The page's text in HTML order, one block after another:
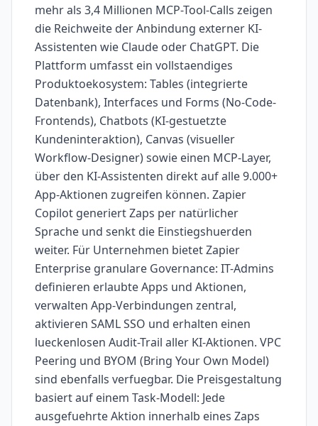
mehr als 3,4 Millionen MCP-Tool-Calls zeigen
die Reichweite der Anbindung externer KI-
Assistenten wie Claude oder ChatGPT. Die
Plattform umfasst ein vollstaendiges
Produktoekosystem: Tables (integrierte
Datenbank), Interfaces und Forms (No-Code-
Frontends), Chatbots (KI-gestuetzte
Kundeninteraktion), Canvas (visueller
Workflow-Designer) sowie einen MCP-Layer,
über den KI-Assistenten direkt auf alle 9.000+
App-Aktionen zugreifen können. Zapier
Copilot generiert Zaps per natürlicher
Sprache und senkt die Einstiegshuerden
weiter. Für Unternehmen bietet Zapier
Enterprise granulare Governance: IT-Admins
definieren erlaubte Apps und Aktionen,
verwalten App-Verbindungen zentral,
aktivieren SAML SSO und erhalten einen
lueckenlosen Audit-Trail aller KI-Aktionen. VPC
Peering und BYOM (Bring Your Own Model)
sind ebenfalls verfuegbar. Die Preisgestaltung
basiert auf einem Task-Modell: Jede
ausgefuehrte Aktion innerhalb eines Zaps